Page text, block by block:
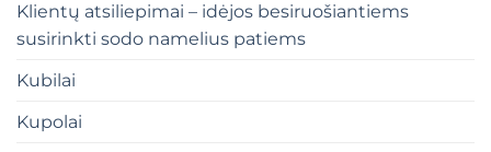
Klientų atsiliepimai – idėjos besiruošiantiems
susirinkti sodo namelius patiems
Kubilai
Kupolai